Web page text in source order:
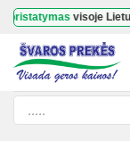
Skip
content
visoje Lietuvoje
Products
search